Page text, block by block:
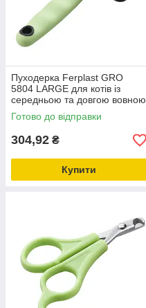
Пуходерка Ferplast GRO
5804 LARGE для котів із
середньою та довгою вовною
Готово до відправки
304,92 ₴
Купити